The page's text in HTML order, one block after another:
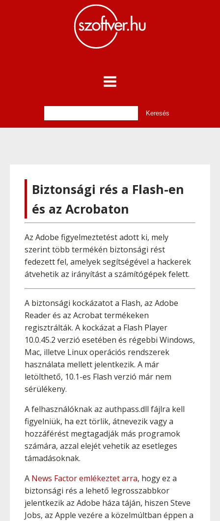
Biztonsági rés a Flash-en
és az Acrobaton
Az Adobe figyelmeztetést adott ki, mely
szerint több termékén biztonsági rést
fedezett fel, amelyek segítségével a hackerek
átvehetik az irányítást a számítógépek felett.
A biztonsági kockázatot a Flash, az Adobe
Reader és az Acrobat termékeken
regisztrálták. A kockázat a Flash Player
10.0.45.2 verzió esetében és régebbi Windows,
Mac, illetve Linux operációs rendszerek
használata mellett jelentkezik. A már
letölthető, 10.1-es Flash verzió már nem
sérülékeny.
A felhasználóknak az authpass.dll fájlra kell
figyelniük, ha ezt törlik, átnevezik vagy a
hozzáférést megtagadják más programok
számára, azzal elejét vehetik az esetleges
támadásoknak.
A News Factor emlékeztet arra, hogy ez a
biztonsági rés a lehető legrosszabbkor
jelentkezik az Adobe háza táján, hiszen Steve
Jobs, az Apple vezére a közelmúltban éppen a